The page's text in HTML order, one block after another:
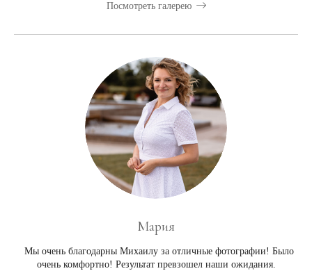
Посмотреть галерею
Мария
Мы очень благодарны Михаилу за отличные фотографии! Было
очень комфортно! Результат превзошел наши ожидания.